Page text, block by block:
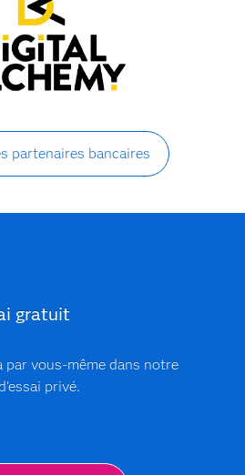
partenaires bancaires
gratuit
par vous-même dans notre
privé.